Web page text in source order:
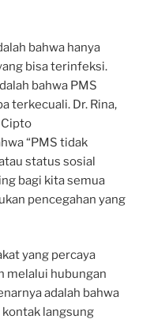
bahwa hanya
bisa terinfeksi.
bahwa PMS
terkecuali. Dr. Rina,
“PMS tidak
status sosial
bagi kita semua
pencegahan yang
yang percaya
melalui hubungan
adalah bahwa
langsung